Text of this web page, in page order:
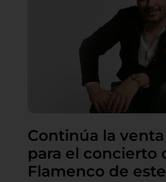
Continúa la
para el concierto
Flamenco de